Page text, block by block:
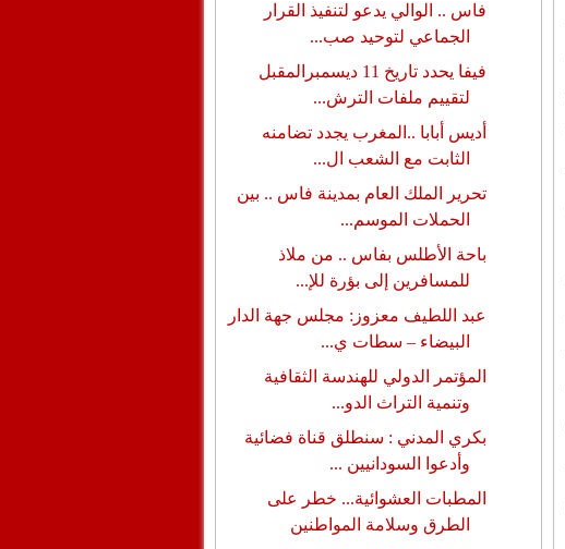
فاس .. الوالي يدعو لتنفيذ القرار
الجماعي لتوحيد صب...
فيفا يحدد تاريخ 11 ديسمبرالمقبل
لتقييم ملفات الترش...
أديس أبابا ..المغرب يجدد تضامنه
الثابت مع الشعب ال...
تحرير الملك العام بمدينة فاس .. بين
الحملات الموسم...
باحة الأطلس بفاس .. من ملاذ
للمسافرين إلى بؤرة للإ...
عبد اللطيف معزوز: مجلس جهة الدار
البيضاء – سطات ي...
المؤتمر الدولي للهندسة الثقافية
وتنمية التراث الدو...
بكري المدني : سنطلق قناة فضائية
وأدعوا السودانيين ...
المطبات العشوائية... خطر على
الطرق وسلامة المواطنين